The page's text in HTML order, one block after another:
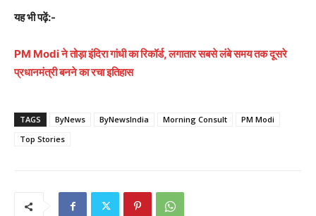
यह भी पढ़ें:-
PM Modi ने तोड़ा इंदिरा गांधी का रिकॉर्ड, लगातार सबसे लंबे समय तक दूसरे
प्रधानमंत्री बनने का रचा इतिहास
TAGS ByNews ByNewsIndia Morning Consult
PM Modi
Top Stories